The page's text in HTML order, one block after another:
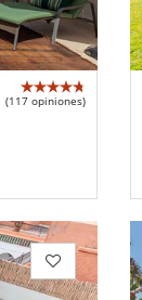
(117 opiniones)